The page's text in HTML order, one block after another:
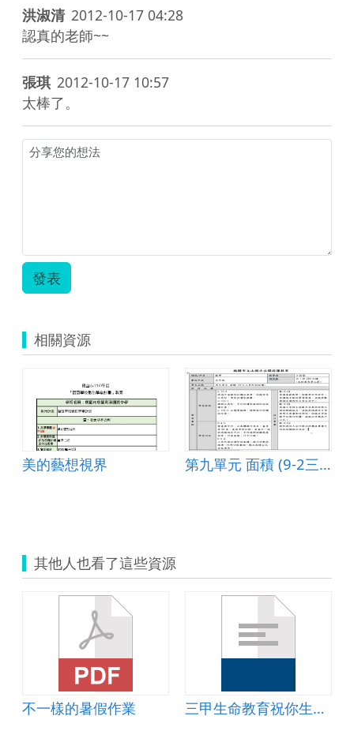
洪淑清 2012-10-17 04:28
認真的老師~~
張琪 2012-10-17 10:57
太棒了。
發表
相關資源
美的藝想視界 第九單元 面積 (9-2三角形的面積)
其他人也看了這些資源
不一樣的暑假作業 三甲生命教育祝你生日快樂教案